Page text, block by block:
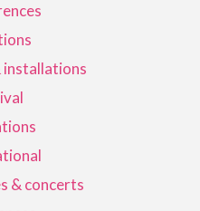
installations
& concerts